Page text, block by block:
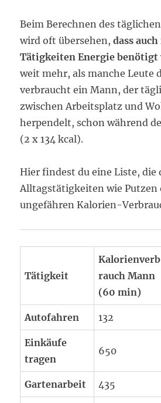
Beim Berechnen des
wird oft übersehen,dass
Tätigkeiten Energie benötigt
weit mehr, als manche Leute
verbraucht ein Mann, der
zwischen Arbeitsplatz und
herpendelt, schon während
(2 x 134 kcal).
Hier findest du eine Liste,
Alltagstätigkeiten wie Putzen
ungefähren Kalorien-
Tätigkeit
Kalorienverb
rauch Mann
(60 min)
Autofahren 132
Einkäufe
tragen
650
Gartenarbeit 435